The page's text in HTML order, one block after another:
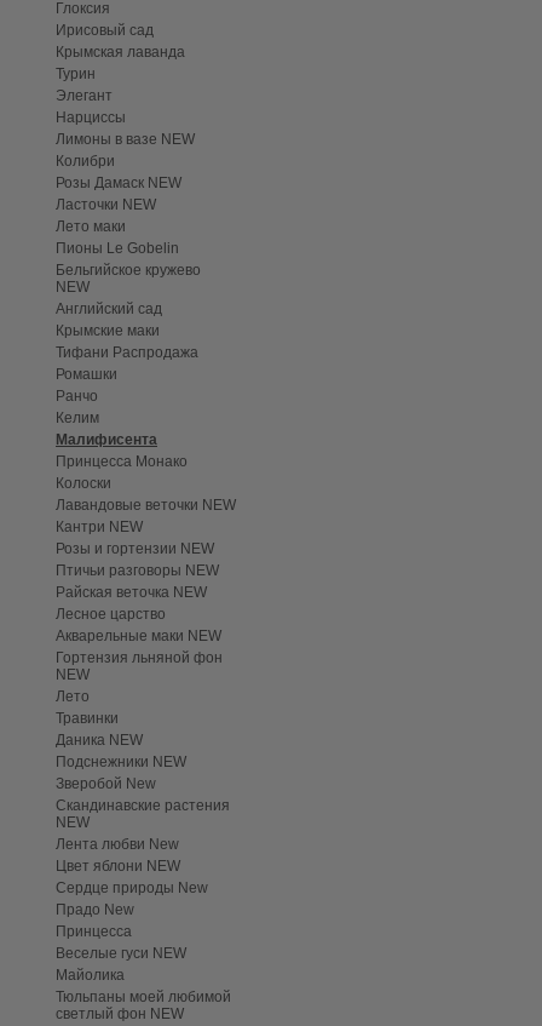
Глоксия
Ирисовый сад
Крымская лаванда
Турин
Элегант
Нарциссы
Лимоны в вазе NEW
Колибри
Розы Дамаск NEW
Ласточки NEW
Лето маки
Пионы Le Gobelin
Бельгийское кружево
NEW
Английский сад
Крымские маки
Тифани Распродажа
Ромашки
Ранчо
Келим
Малифисента
Принцесса Монако
Колоски
Лавандовые веточки NEW
Кантри NEW
Розы и гортензии NEW
Птичьи разговоры NEW
Райская веточка NEW
Лесное царство
Акварельные маки NEW
Гортензия льняной фон
NEW
Лето
Травинки
Даника NEW
Подснежники NEW
Зверобой New
Скандинавские растения
NEW
Лента любви New
Цвет яблони NEW
Сердце природы New
Прадо New
Принцесса
Веселые гуси NEW
Майолика
Тюльпаны моей любимой
светлый фон NEW